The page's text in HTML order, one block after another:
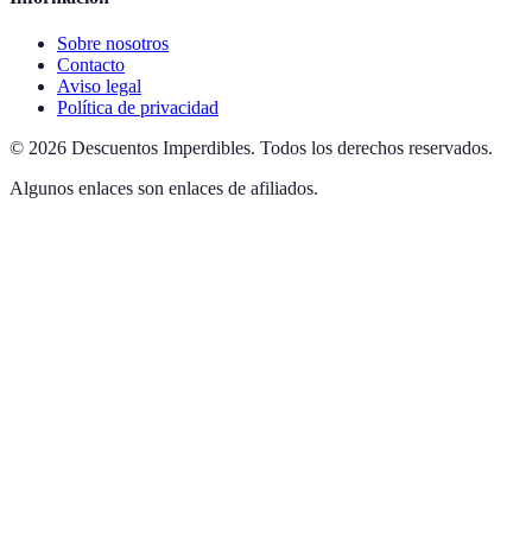
Sobre nosotros
Contacto
Aviso legal
Política de privacidad
© 2026 Descuentos Imperdibles. Todos los derechos reservados.
Algunos enlaces son enlaces de afiliados.